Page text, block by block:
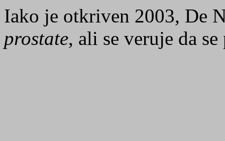
Iako je otkriven 2003, De
prostate, ali se veruje da